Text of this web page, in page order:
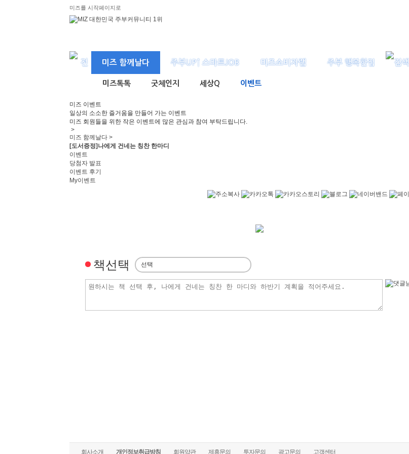
미즈를 시작페이지로
미즈 함께날다 주부UP↑ 스마트JOB 미즈소비자랩 주부 행복한집
미즈톡톡 굿체인지 세상Q 이벤트
미즈 이벤트
일상의 소소한 즐거움을 만들어 가는 이벤트
미즈 회원들을 위한 작은 이벤트에 많은 관심과 참여 부탁드립니다.
>
미즈 함께날다 >
[도서증정]나에게 건네는 칭찬 한마디
이벤트
당첨자 발표
이벤트 후기
My이벤트
책선택
회사소개 개인정보취급방침 회원약관 제휴문의 투자문의 광고문의 고객센터